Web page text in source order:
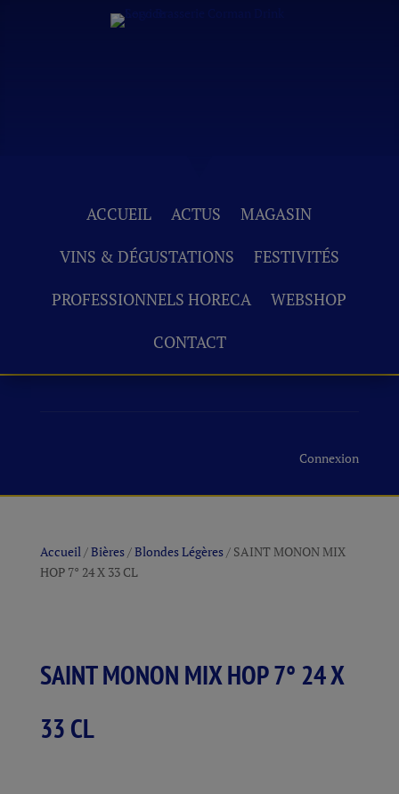
ACCUEIL ACTUS
MAGASIN
VINS & DÉGUSTATIONS
FESTIVITÉS
PROFESSIONNELS HORECA
WEBSHOP
CONTACT
Connexion
Accueil/Bières/Blondes Légères/ SAINT MONON MIX
HOP 7° 24 X 33 CL
SAINT MONON MIX HOP 7° 24 X
33 CL